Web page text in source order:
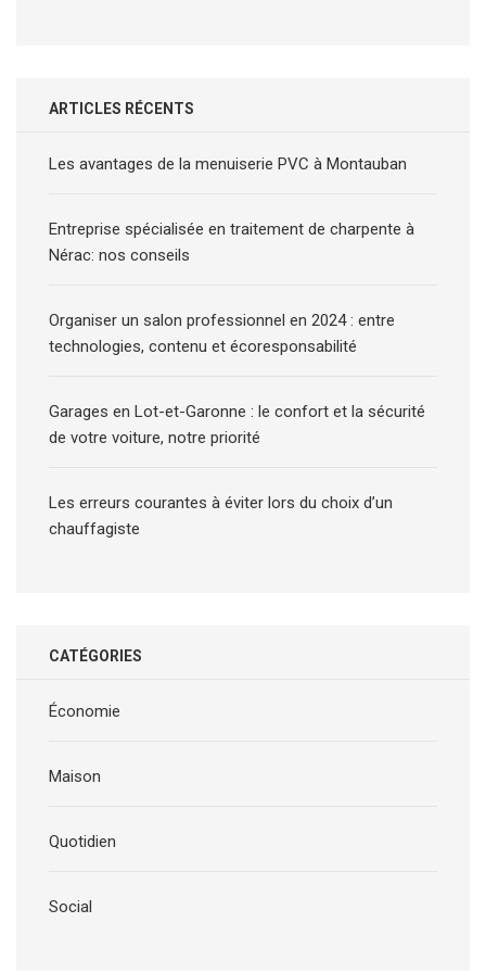
ARTICLES RÉCENTS
Les avantages de la menuiserie PVC à Montauban
Entreprise spécialisée en traitement de charpente à
Nérac: nos conseils
Organiser un salon professionnel en 2024 : entre
technologies, contenu et écoresponsabilité
Garages en Lot-et-Garonne : le confort et la sécurité
de votre voiture, notre priorité
Les erreurs courantes à éviter lors du choix d’un
chauffagiste
CATÉGORIES
Économie
Maison
Quotidien
Social